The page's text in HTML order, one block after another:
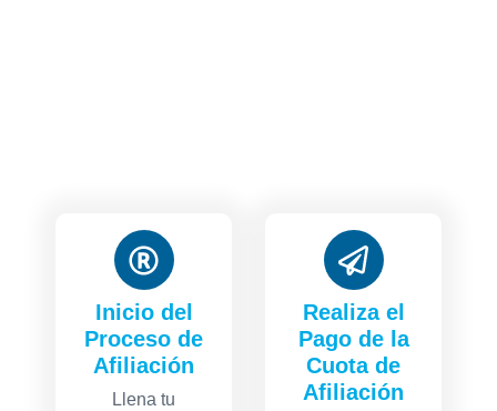
Inicio del
Proceso de
Afiliación
Llena tu
Realiza el
Pago de la
Cuota de
Afiliación